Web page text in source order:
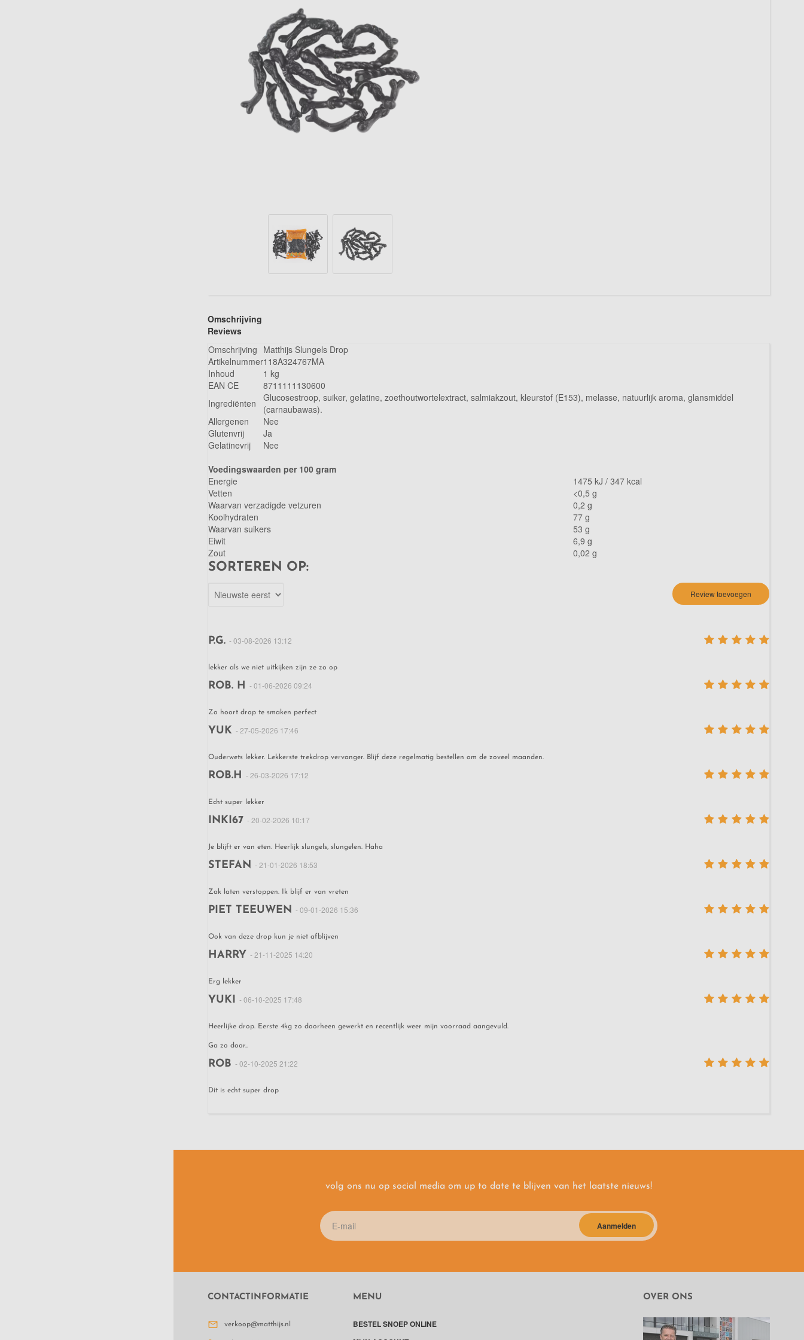
Omschrijving
Reviews
Omschrijving Matthijs Slungels Drop
Artikelnummer118A324767MA
Inhoud
1 kg
EAN CE
8711111130600
Ingrediënten
Glucosestroop, suiker, gelatine, zoethoutwortelextract, salmiakzout, kleurstof (E153), melasse, natuurlijk aroma, glansmiddel
(carnaubawas).
Allergenen
Nee
Glutenvrij
Ja
Gelatinevrij
Nee
Voedingswaarden per 100 gram
Energie
1475 kJ / 347 kcal
Vetten
<0,5 g
Waarvan verzadigde vetzuren
0,2 g
Koolhydraten
77 g
Waarvan suikers
53 g
Eiwit
6,9 g
Zout
0,02 g
SORTEREN OP:
Review toevoegen
P.G. - 03-08-2026 13:12
lekker als we niet uitkijken zijn ze zo op
ROB. H - 01-06-2026 09:24
Zo hoort drop te smaken perfect
YUK - 27-05-2026 17:46
Ouderwets lekker. Lekkerste trekdrop vervanger. Blijf deze regelmatig bestellen om de zoveel maanden.
ROB.H - 26-03-2026 17:12
Echt super lekker
INKI67 - 20-02-2026 10:17
Je blijft er van eten. Heerlijk slungels, slungelen. Haha
STEFAN - 21-01-2026 18:53
Zak laten verstoppen. Ik blijf er van vreten
PIET TEEUWEN - 09-01-2026 15:36
Ook van deze drop kun je niet afblijven
HARRY - 21-11-2025 14:20
Erg lekker
YUKI - 06-10-2025 17:48
Heerlijke drop. Eerste 4kg zo doorheen gewerkt en recentlijk weer mijn voorraad aangevuld.
Ga zo door..
ROB - 02-10-2025 21:22
Dit is echt super drop
volg ons nu op social media om up to date te blijven van het laatste nieuws!
Aanmelden
CONTACTINFORMATIE
 verkoop@matthijs.nl
MENU
BESTEL SNOEP ONLINE
OVER ONS